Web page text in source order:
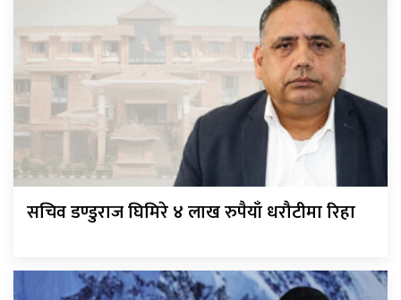
सचिव डण्डुराज घिमिरे ४ लाख रुपैयाँ धरौटीमा रिहा